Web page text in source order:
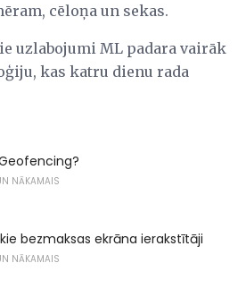
cēloņa un sekas.
uzlabojumi ML padara vairāk
kas katru dienu rada
NĀKAMAIS
bezmaksas ekrāna ierakstītāji
NĀKAMAIS